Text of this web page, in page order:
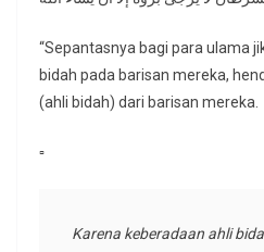
“Sepantasnya bagi para ulama
bidah pada barisan mereka,
(ahli bidah) dari barisan mereka.
▫️
Karena keberadaan ahli